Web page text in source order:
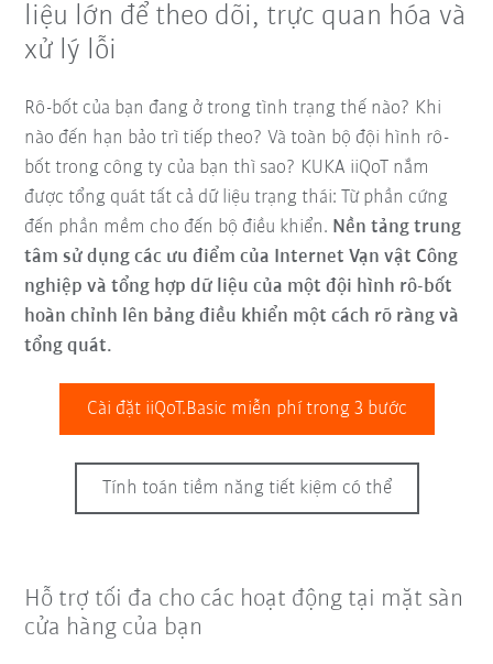
liệu lớn để theo dõi, trực quan hóa và
xử lý lỗi
Rô-bốt của bạn đang ở trong tình trạng thế nào? Khi
nào đến hạn bảo trì tiếp theo? Và toàn bộ đội hình rô-
bốt trong công ty của bạn thì sao? KUKA iiQoT nắm
được tổng quát tất cả dữ liệu trạng thái: Từ phần cứng
đến phần mềm cho đến bộ điều khiển. Nền tảng trung
tâm sử dụng các ưu điểm của Internet Vạn vật Công
nghiệp vàtổng hợp dữ liệu của một đội hình rô-bốt
hoàn chỉnh lên bảng điều khiển một cách rõ ràng và
tổng quát.
Cài đặt iiQoT.Basic miễn phí trong 3 bước
Tính toán tiềm năng tiết kiệm có thể
Hỗ trợ tối đa cho các hoạt động tại mặt sàn
cửa hàng của bạn